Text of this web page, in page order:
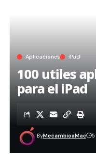
Aplicaciones iPad
100 utiles
para el iPad
ByMecambioaMac 5